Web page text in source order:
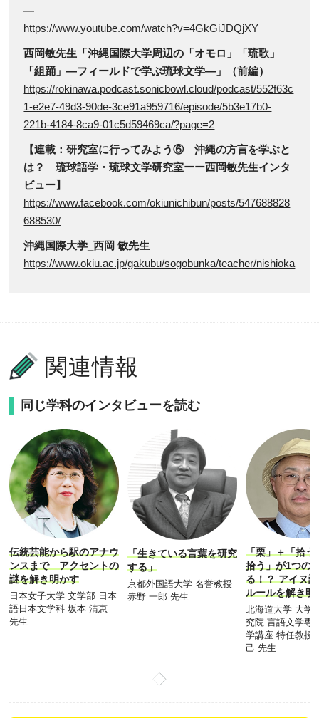
―
https://www.youtube.com/watch?v=4GkGiJDQjXY
西岡敏先生「沖縄国際大学周辺の「オモロ」「琉歌」
「組踊」―フィールドで学ぶ琉球文学―」（前編）
https://rokinawa.podcast.sonicbowl.cloud/podcast/552f63c
1-e2e7-49d3-90de-3ce91a959716/episode/5b3e17b0-
221b-4184-8ca9-01c5d59469ca/?page=2
【連載：研究室に行ってみよう⑥ 沖縄の方言を学ぶと
は？ 琉球語学・琉球文学研究室ーー西岡敏先生インタ
ビュー】
https://www.facebook.com/okiunichibun/posts/547688828
688530/
沖縄国際大学_西岡 敏先生
https://www.okiu.ac.jp/gakubu/sogobunka/teacher/nishioka
関連情報
同じ学科のインタビューを読む
伝統芸能から駅のアナウ
ンスまで アクセントの
謎を解き明かす
日本女子大学 文学部 日本
語日本文学科 坂本 清恵
先生
「生きている言葉を研究
する」
京都外国語大学 名誉教授
赤野 一郎 先生
「栗」＋「拾う
拾う」が1つの
る！？ アイヌ
ルールを解き明
北海道大学 大学
究院 言語文学専
学講座 特任教授
己 先生